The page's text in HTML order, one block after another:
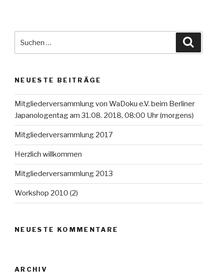
NEUESTE BEITRÄGE
Mitgliederversammlung von WaDoku e.V. beim Berliner
Japanologentag am 31.08. 2018, 08:00 Uhr (morgens)
Mitgliederversammlung 2017
Herzlich willkommen
Mitgliederversammlung 2013
Workshop 2010 (2)
NEUESTE KOMMENTARE
ARCHIV